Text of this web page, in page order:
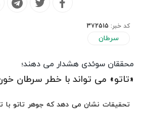
کد خبر: 372515
سرطان
محققان سوئدی هشدار می دهند؛
«تاتو» می تواند با خطر سرطان
تحقیقات نشان می دهد که جوهر تاتو با